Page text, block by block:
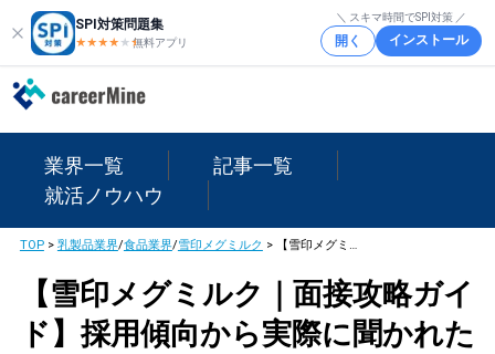
SPI対策問題集
★★★★ ★★
無料アプリ
＼ スキマ時間でSPI対策 ／
開く インストール
業界一覧
記事一覧
就活ノウハウ
TOP> 乳製品業界/食品業界/雪印メグミルク > 【雪印メグミルク｜面接攻略ガイド】採用傾向から実際に聞かれた質問まで徹底解説！
【雪印メグミルク｜面接攻略ガイ
ド】採用傾向から実際に聞かれた